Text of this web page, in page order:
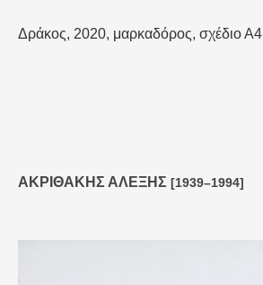
Δράκος, 2020, μαρκαδόρος, σχέδιο Α4
ΑΚΡΙΘΑΚΗΣ ΑΛΕΞΗΣ [1939–1994]